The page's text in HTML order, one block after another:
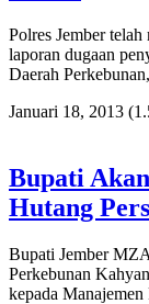
Polres Jember
laporan dugaan
Daerah
Januari 18, 2013
Bupati
Hutang
Bupati Jember
Perkebunan
kepada Manajemen